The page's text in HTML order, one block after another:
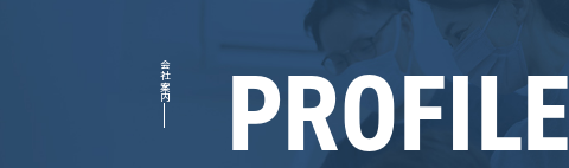
PROFILE
会社案内